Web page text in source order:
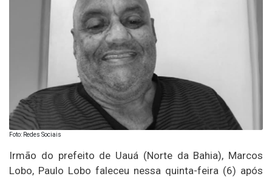
Foto: Redes Sociais
Irmão do prefeito de Uauá (Norte da Bahia), Marcos
Lobo, Paulo Lobo faleceu nessa quinta-feira (6) após